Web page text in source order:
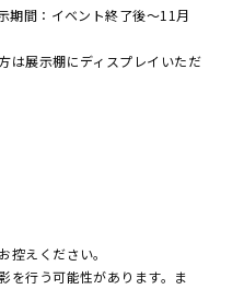
期間：イベント終了後～11月
は展示棚にディスプレイいただ
控えください。
を行う可能性があります。ま